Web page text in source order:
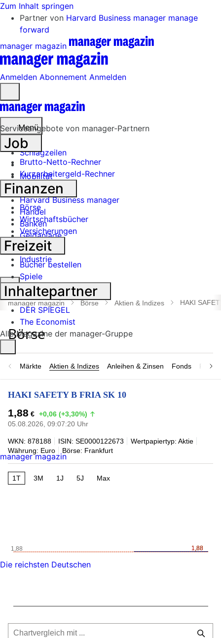
Zum Inhalt springen
Partner von Harvard Business manager manage
forward
manager magazin
Anmelden Abonnement Anmelden
öffnen
Menü
Schlagzeilen
Mobilität
Tech
Harvard Business manager
Handel
Banken
Geldanlage
Börse
Industrie
Suche
öffnen
manager magazin Börse Aktien & Indizes HAKI
Märkte Aktien & Indizes Anleihen & Zinsen Fonds
HAKI SAFETY B FRIA SK 10
1,88 € +0,06 (+3,30%)
05.08.2026, 09:07:20 Uhr
WKN: 878188 ISIN: SE0000122673
Wertpapiertyp: Aktie
Währung: Euro
Börse: Frankfurt
1T 3M 1J 5J Max
1,88
1,88
1,88
Serviceangebote von manager-Partnern
Job
Brutto-Netto-Rechner
Kurzarbeitergeld-Rechner
Finanzen
Börse
Wirtschaftsbücher
Versicherungen
Freizeit
Bücher bestellen
Spiele
Inhaltepartner
DER SPIEGEL
The Economist
Alle Magazine der manager-Gruppe
manager magazin
Die reichsten Deutschen